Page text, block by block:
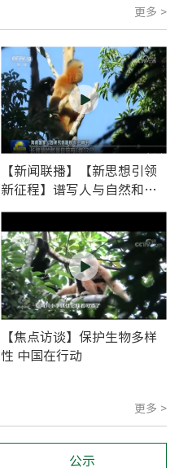
更多 >
【新闻联播】【新思想引领
新征程】谱写人与自然和谐
【焦点访谈】保护生物多样
性 中国在行动
更多 >
公示